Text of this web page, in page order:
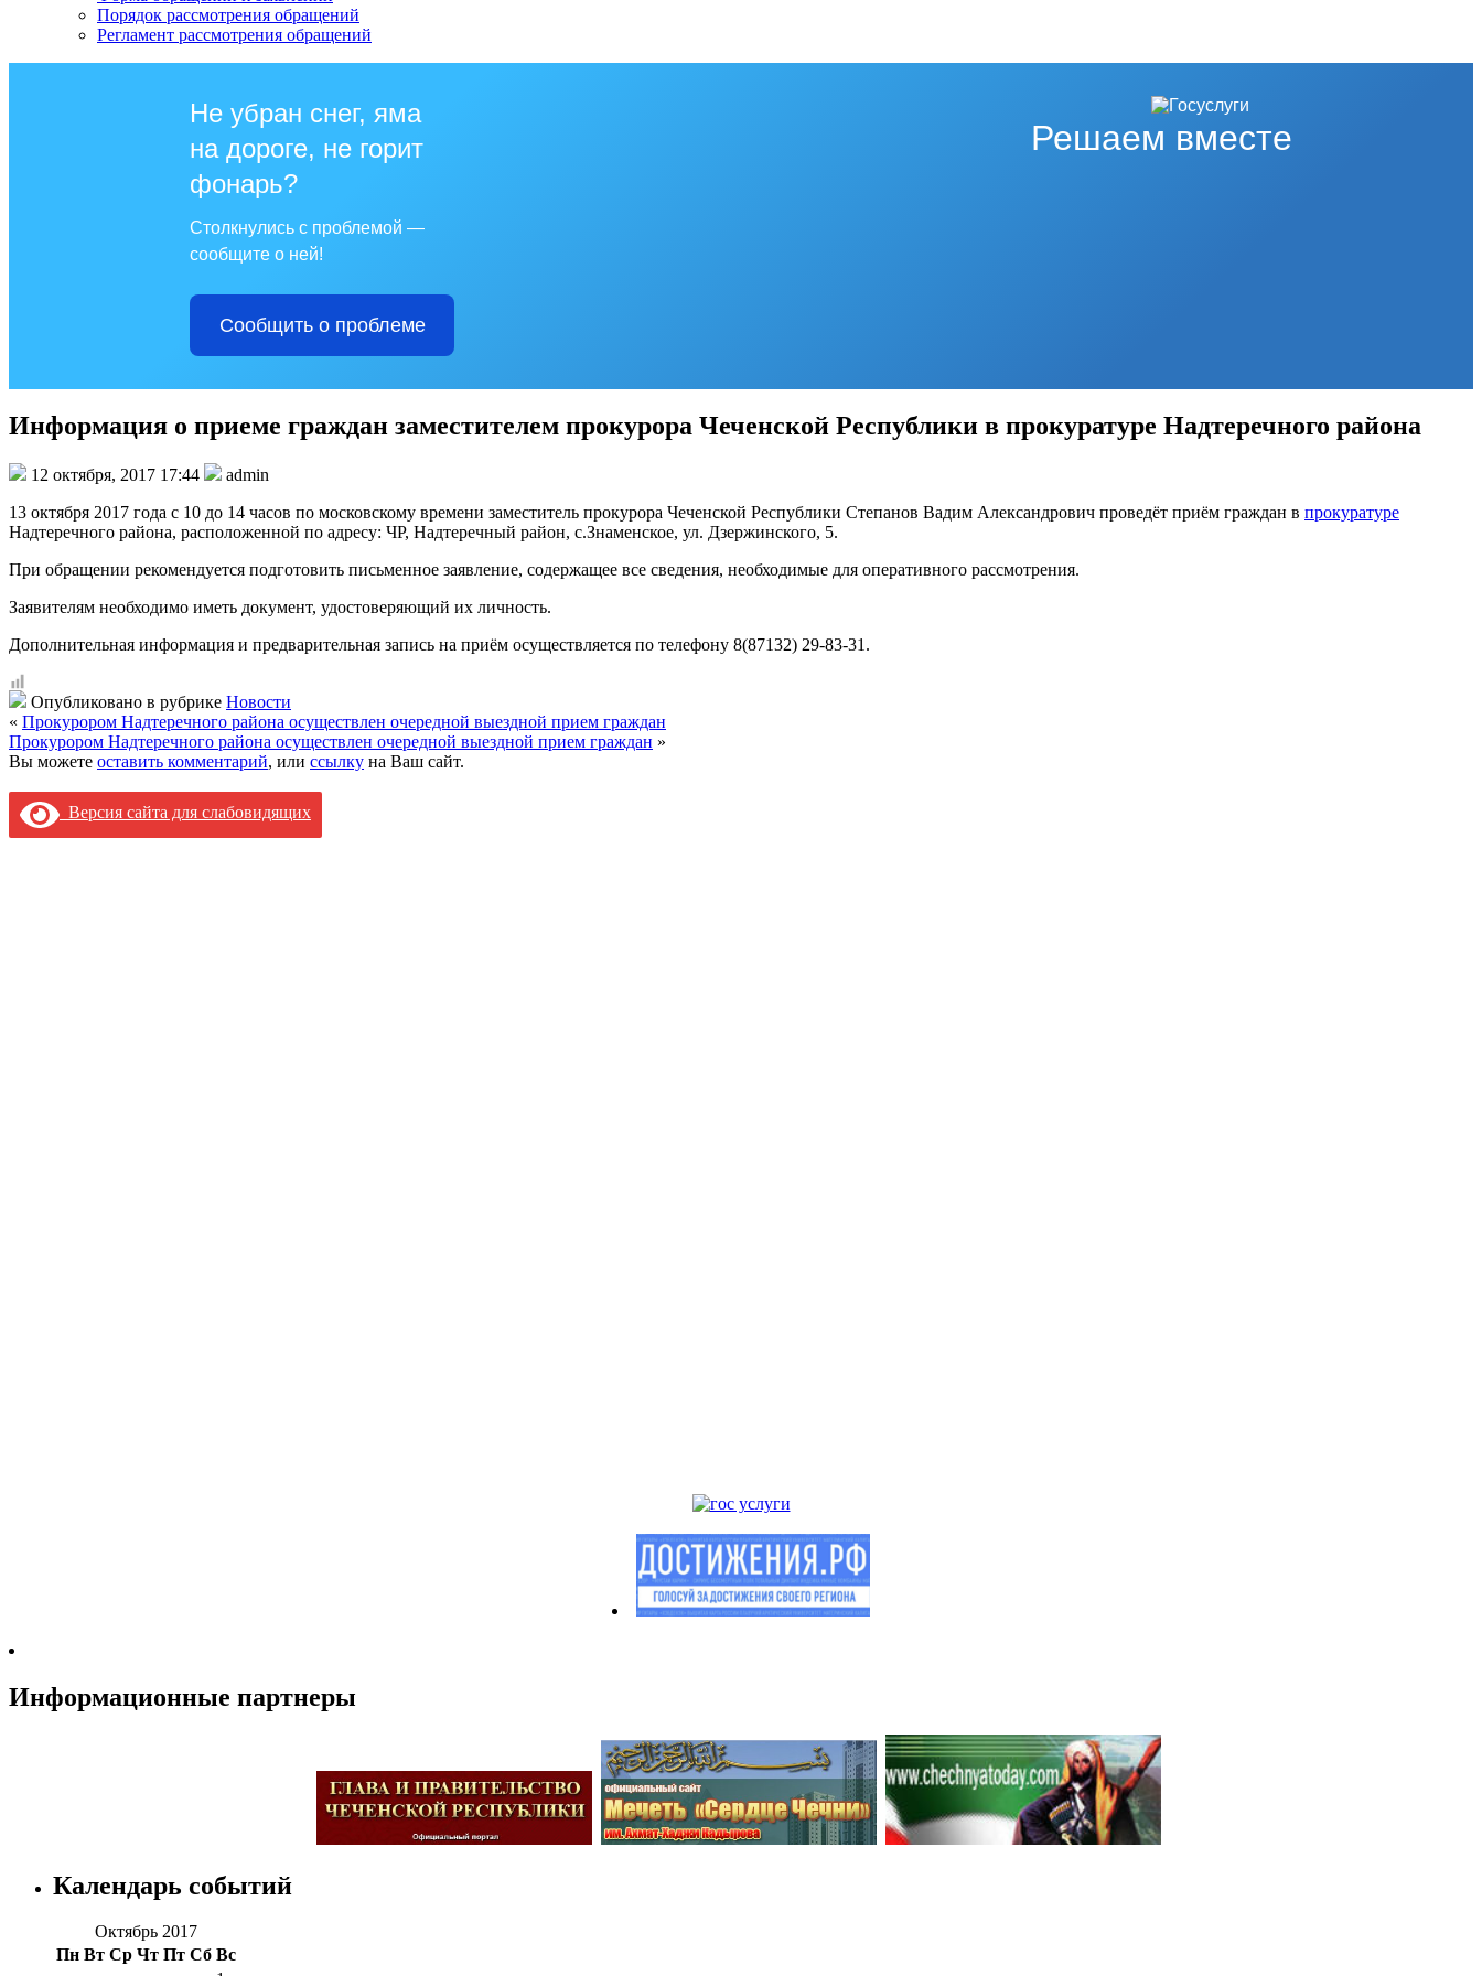
Порядок рассмотрения обращений
Регламент рассмотрения обращений
Решаем вместе
Не убран снег, яма
на дороге, не горит
фонарь?
Столкнулись с проблемой —
сообщите о ней!
Сообщить о проблеме
Информация о приеме граждан заместителем прокурора Чеченской Республики в прокуратуре Надтеречного района
12 октября, 2017 17:44
admin
13 октября 2017 года с 10 до 14 часов по московскому времени заместитель прокурора Чеченской Республики Степанов Вадим Александрович проведёт приём граждан в прокуратуре
Надтеречного района, расположенной по адресу: ЧР, Надтеречный район, с.Знаменское, ул. Дзержинского, 5.
При обращении рекомендуется подготовить письменное заявление, содержащее все сведения, необходимые для оперативного рассмотрения.
Заявителям необходимо иметь документ, удостоверяющий их личность.
Дополнительная информация и предварительная запись на приём осуществляется по телефону 8(87132) 29-83-31.
Опубликовано в рубрике Новости
« Прокурором Надтеречного района осуществлен очередной выездной прием граждан
Прокурором Надтеречного района осуществлен очередной выездной прием граждан »
Вы можете оставить комментарий, или ссылку на Ваш сайт.
Версия сайта для слабовидящих
Информационные партнеры
Календарь событий
Октябрь 2017
Пн Вт Ср Чт Пт Сб Вс